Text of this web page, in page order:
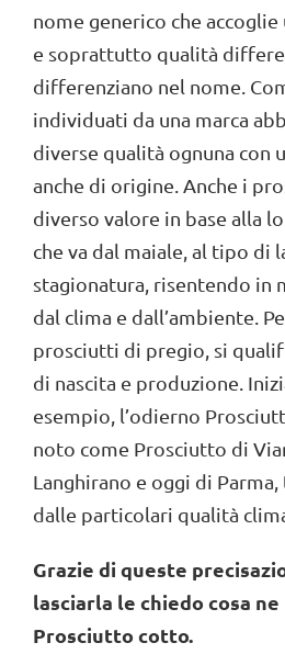
nome generico che
e soprattutto qualità
differenziano nel nome.
individuati da una marca
diverse qualità ognuna con
anche di origine. Anche i
diverso valore in base alla
che va dal maiale, al tipo di
stagionatura, risentendo in
dal clima e dall’ambiente.
prosciutti di pregio, si
di nascita e produzione.
esempio, l’odierno
noto come Prosciutto di
Langhirano e oggi di
dalle particolari qualità
Grazie di queste
lasciarla le chiedo cosa
Prosciutto cotto.